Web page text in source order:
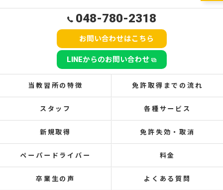
048-780-2318
お問い合わせはこちら
LINEからのお問い合わせ
当教習所の特徴 免許取得までの流れ
スタッフ 各種サービス
新規取得 免許失効・取消
ペーパードライバー 料金
卒業生の声 よくある質問